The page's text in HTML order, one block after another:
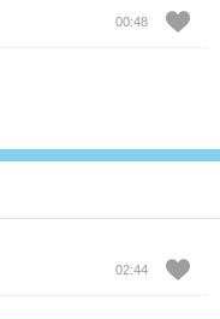
00:48
02:44